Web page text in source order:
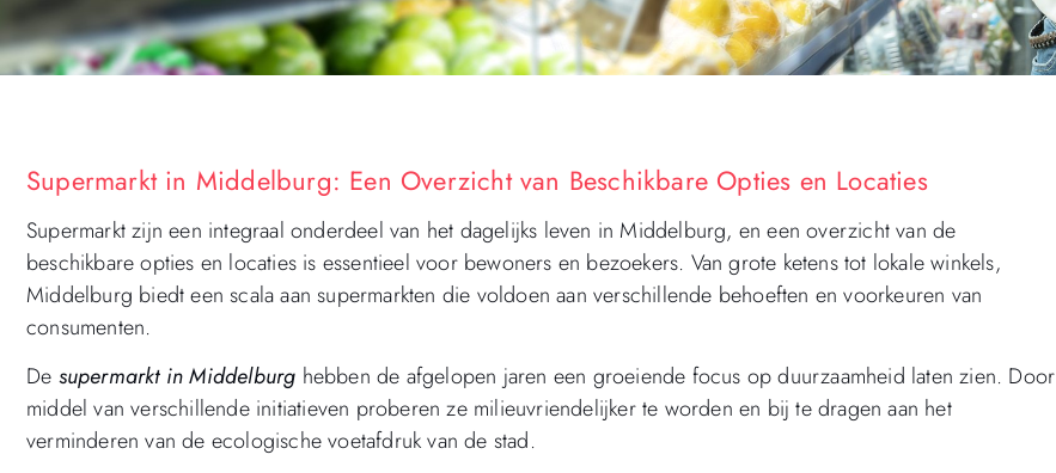
Supermarkt in Middelburg: Een Overzicht van Beschikbare Opties en Locaties
Supermarkt zijn een integraal onderdeel van het dagelijks leven in Middelburg, en een overzicht van de
beschikbare opties en locaties is essentieel voor bewoners en bezoekers. Van grote ketens tot lokale winkels,
Middelburg biedt een scala aan supermarkten die voldoen aan verschillende behoeften en voorkeuren van
consumenten.
De supermarkt in Middelburg hebben de afgelopen jaren een groeiende focus op duurzaamheid laten zien. Door
middel van verschillende initiatieven proberen ze milieuvriendelijker te worden en bij te dragen aan het
verminderen van de ecologische voetafdruk van de stad.